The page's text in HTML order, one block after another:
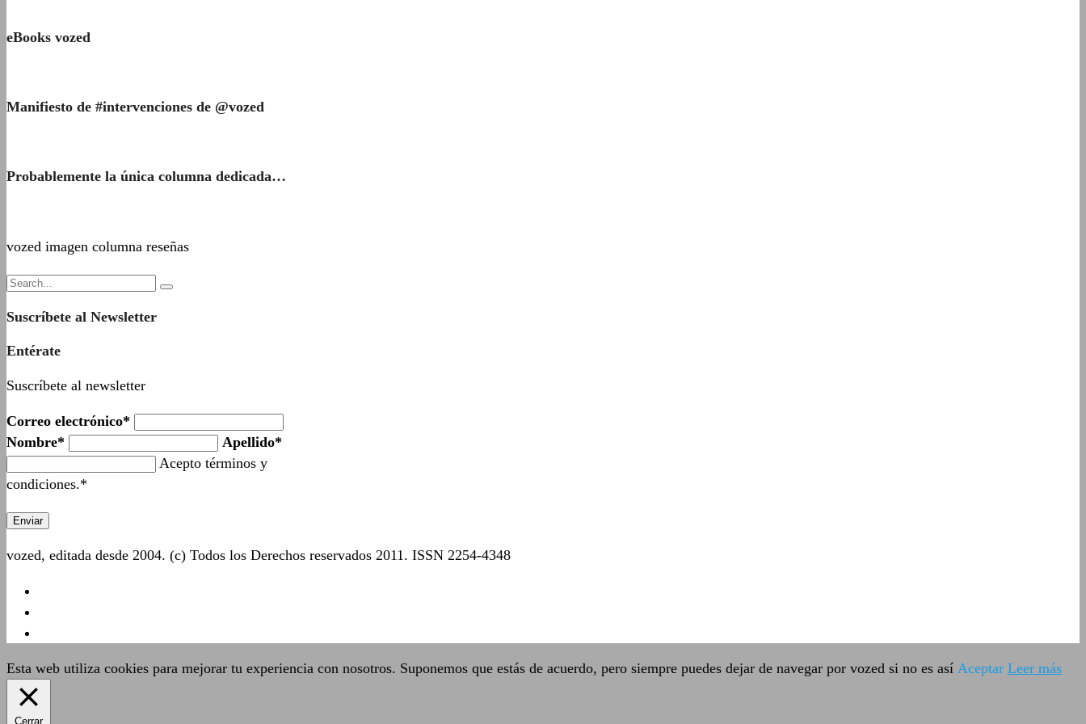
eBooks vozed
Manifiesto de #intervenciones de @vozed
Probablemente la única columna dedicada…
vozed imagen columna reseñas
Suscríbete al Newsletter
Entérate
Suscríbete al newsletter
Correo electrónico*
Nombre*
Apellido*
Acepto términos y
condiciones.*
vozed, editada desde 2004. (c) Todos los Derechos reservados 2011. ISSN 2254-4348
Esta web utiliza cookies para mejorar tu experiencia con nosotros. Suponemos que estás de acuerdo, pero siempre puedes dejar de navegar por vozed si no es así Aceptar Leer más
Cerrar